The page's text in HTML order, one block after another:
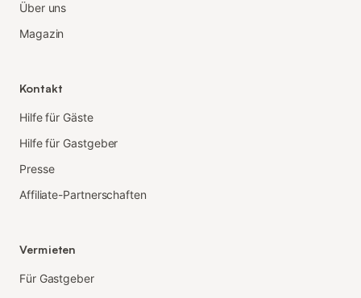
Über uns
Magazin
Kontakt
Hilfe für Gäste
Hilfe für Gastgeber
Presse
Affiliate-Partnerschaften
Vermieten
Für Gastgeber